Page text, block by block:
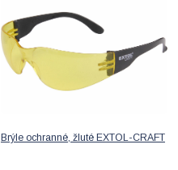
Brýle ochranné, žluté EXTOL-CRAFT